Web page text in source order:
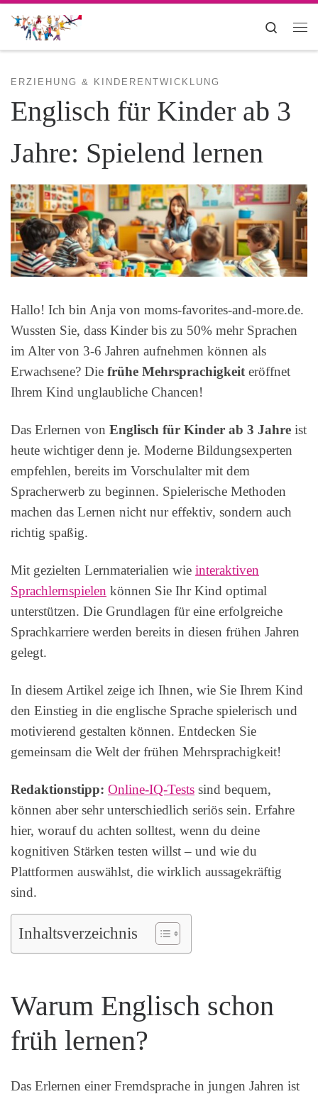
Zum Inhalt springen
Search
ERZIEHUNG & KINDERENTWICKLUNG
Englisch für Kinder ab 3
Jahre: Spielend lernen
Hallo! Ich bin Anja von moms-favorites-and-more.de.
Wussten Sie, dass Kinder bis zu 50% mehr Sprachen
im Alter von 3-6 Jahren aufnehmen können als
Erwachsene? Die frühe Mehrsprachigkeit eröffnet
Ihrem Kind unglaubliche Chancen!
Das Erlernen von Englisch für Kinder ab 3 Jahre ist
heute wichtiger denn je. Moderne Bildungsexperten
empfehlen, bereits im Vorschulalter mit dem
Spracherwerb zu beginnen. Spielerische Methoden
machen das Lernen nicht nur effektiv, sondern auch
richtig spaßig.
Mit gezielten Lernmaterialien wie interaktiven
Sprachlernspielen können Sie Ihr Kind optimal
unterstützen. Die Grundlagen für eine erfolgreiche
Sprachkarriere werden bereits in diesen frühen Jahren
gelegt.
In diesem Artikel zeige ich Ihnen, wie Sie Ihrem Kind
den Einstieg in die englische Sprache spielerisch und
motivierend gestalten können. Entdecken Sie
gemeinsam die Welt der frühen Mehrsprachigkeit!
Redaktionstipp: Online-IQ-Tests sind bequem,
können aber sehr unterschiedlich seriös sein. Erfahre
hier, worauf du achten solltest, wenn du deine
kognitiven Stärken testen willst – und wie du
Plattformen auswählst, die wirklich aussagekräftig
sind.
Inhaltsverzeichnis
Warum Englisch schon
früh lernen?
Das Erlernen einer Fremdsprache in jungen Jahren ist